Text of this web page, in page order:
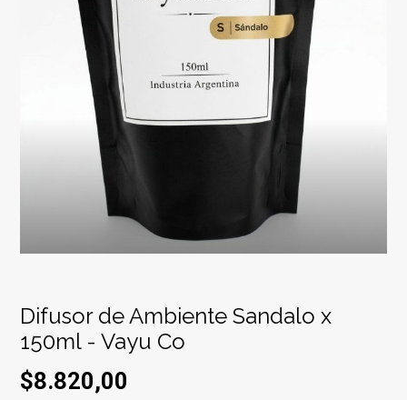
Difusor de Ambiente Sandalo x
150ml - Vayu Co
$8.820,00